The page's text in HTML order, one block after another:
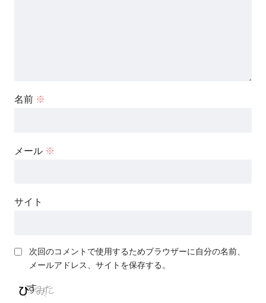
名前 ※
メール ※
サイト
次回のコメントで使用するためブラウザーに自分の名前、
メールアドレス、サイトを保存する。